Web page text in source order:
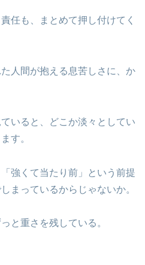
任も、まとめて押し付けてく
人間が抱える息苦しさに、か
いると、どこか淡々としてい
す。
強くて当たり前」という前提
まっているからじゃないか。
と重さを残している。